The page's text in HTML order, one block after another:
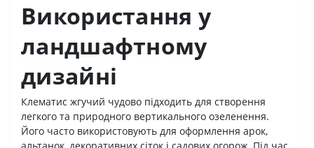
Використання у
ландшафтному
дизайні
Клематис жгучий чудово підходить для створення
легкого та природного вертикального озеленення.
Його часто використовують для оформлення арок,